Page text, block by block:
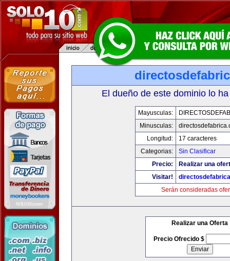
El dueño de este dominio lo
Mayusculas:
Minusculas:
Longitud:
17 caracteres
Categorias:
Sin Clasificar
Precio:
Realizar una
Visitar!
Serán consideradas
Realizar una Oferta
Precio Ofrecido $